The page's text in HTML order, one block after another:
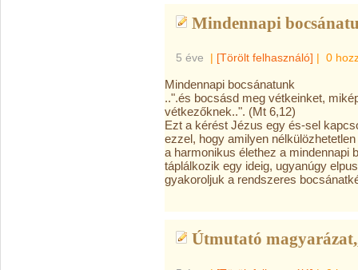
Mindennapi
5 éve | [Törölt felhasználó] | 0
Mindennapi bocsánatunk
..".és bocsásd meg vétkeinket,
vétkezőknek..". (Mt 6,12)
Ezt a kérést Jézus egy és-sel
ezzel, hogy amilyen
a harmonikus élethez a mindennapi
táplálkozik egy ideig, ugyanúgy
gyakoroljuk a rendszeres
Útmutató